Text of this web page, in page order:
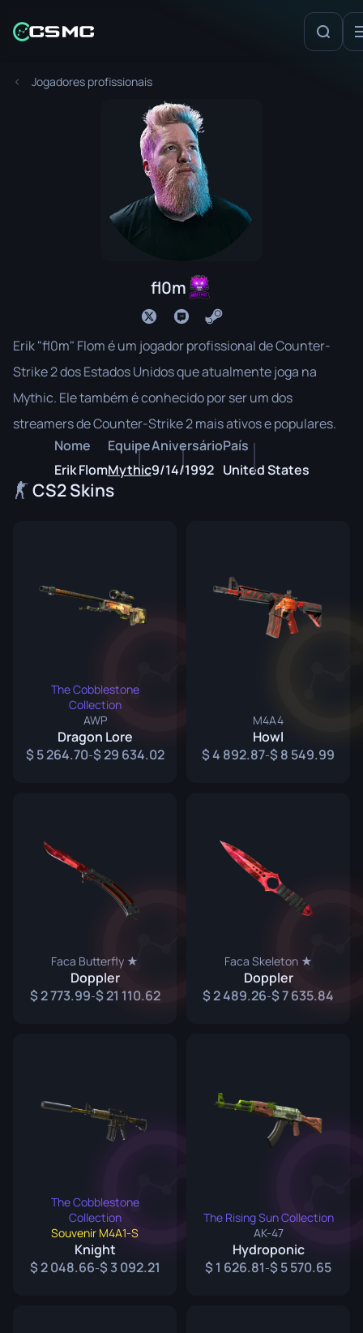
Jogadores profissionais
fl0m
Erik "fl0m" Flom é um jogador profissional de Counter-
Strike 2 dos Estados Unidos que atualmente joga na
Mythic. Ele também é conhecido por ser um dos
streamers de Counter-Strike 2 mais ativos e populares.
Nome
Erik Flom
Equipe
Mythic
Aniversário
9/14/1992
País
United States
CS2 Skins
The Cobblestone
Collection
AWP
Dragon Lore
5 264.70- 29 634.02
M4A4
Howl
4 892.87- 8 549.99
Faca Butterfly ★
Doppler
2 773.99- 21 110.62
Faca Skeleton ★
Doppler
2 489.26- 7 635.84
The Cobblestone
Collection
Souvenir M4A1-S
Knight
2 048.66- 3 092.21
The Rising Sun Collection
AK-47
Hydroponic
1 626.81- 5 570.65